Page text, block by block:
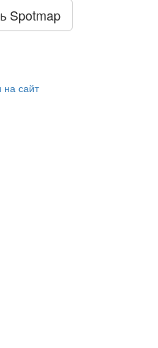
Spotmap
на сайт